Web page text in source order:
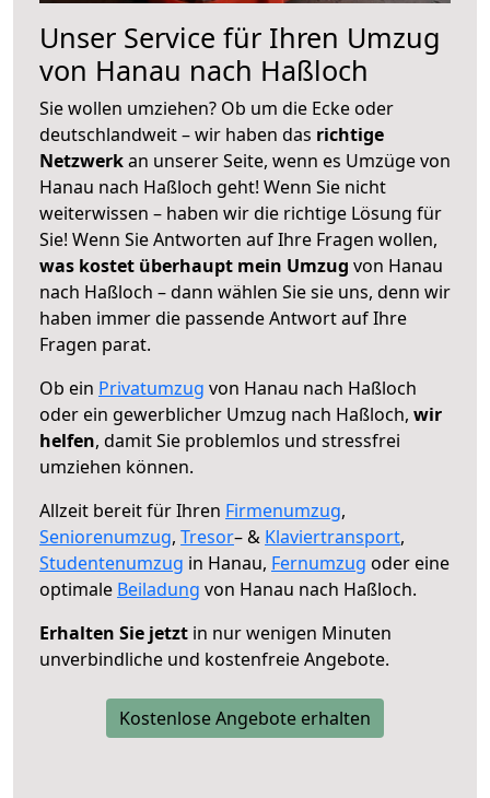
Unser Service für Ihren Umzug
von Hanau nach Haßloch
Sie wollen umziehen? Ob um die Ecke oder
deutschlandweit – wir haben das richtige
Netzwerkan unserer Seite, wenn es Umzüge von
Hanau nach Haßloch geht! Wenn Sie nicht
weiterwissen – haben wir die richtige Lösung für
Sie! Wenn Sie Antworten auf Ihre Fragen wollen,
was kostet überhaupt mein Umzug von Hanau
nach Haßloch – dann wählen Sie sie uns, denn wir
haben immer die passende Antwort auf Ihre
Fragen parat.
Ob ein Privatumzug von Hanau nach Haßloch
oder ein gewerblicher Umzug nach Haßloch, wir
helfen, damit Sie problemlos und stressfrei
umziehen können.
Allzeit bereit für Ihren Firmenumzug,
Seniorenumzug, Tresor– & Klaviertransport,
Studentenumzug in Hanau, Fernumzug oder eine
optimale Beiladung von Hanau nach Haßloch.
Erhalten Sie jetzt in nur wenigen Minuten
unverbindliche und kostenfreie Angebote.
Kostenlose Angebote erhalten